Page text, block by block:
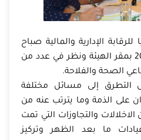
الإدارية والمالية صباح
يوم الأربعاء 20 سبتمبر 2017 بمقر الهيئة ونظر في عدد من
الصحة والفلاحة.
التطرق إلى مسائل مختلفة
على الذمة وما يترتب عنه من
والتجاوزات التي تمت
ما بعد الظهر وتركيز